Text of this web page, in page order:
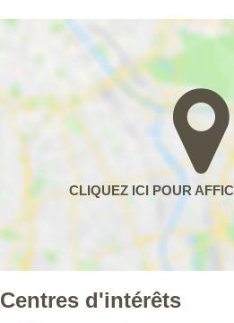
Centres d'intérêts